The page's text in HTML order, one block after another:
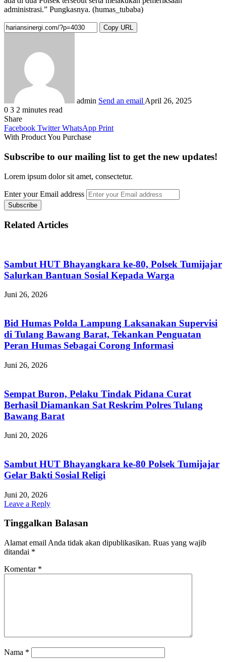
administrasi.” Pungkasnya. (humas_tubaba)
Copy URL
admin Send an email April 26, 2025
0 3 2 minutes read
Share
Facebook Twitter WhatsApp Print
With Product You Purchase
Subscribe to our mailing list to get the new updates!
Lorem ipsum dolor sit amet, consectetur.
Enter your Email address
Related Articles
Sambut HUT Bhayangkara ke-80, Polsek Tumijajar
Salurkan Bantuan Sosial Kepada Warga
Juni 26, 2026
Bid Humas Polda Lampung Laksanakan Supervisi
di Tulang Bawang Barat, Tekankan Penguatan
Peran Humas Sebagai Corong Informasi
Juni 26, 2026
Sempat Buron, Pelaku Tindak Pidana Curat
Berhasil Diamankan Sat Reskrim Polres Tulang
Bawang Barat
Juni 20, 2026
Sambut HUT Bhayangkara ke-80 Polsek Tumijajar
Gelar Bakti Sosial Religi
Juni 20, 2026
Leave a Reply
Tinggalkan Balasan
Alamat email Anda tidak akan dipublikasikan. Ruas yang wajib
ditandai *
Komentar *
Nama *